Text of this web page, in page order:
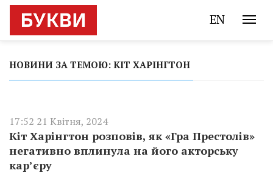
EN
НОВИНИ ЗА ТЕМОЮ: КІТ ХАРІНГТОН
17:52 21 Квітня, 2024
Кіт Харінгтон розповів, як «Гра Престолів»
негативно вплинула на його акторську
кар’єру